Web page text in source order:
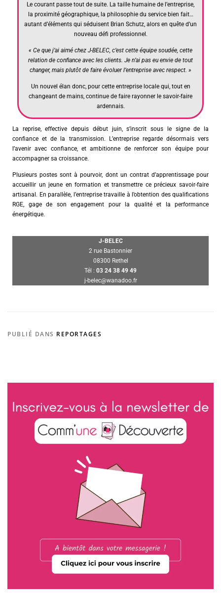
Le courant passe tout de suite. La taille humaine de l’entreprise,
la proximité géographique, la philosophie du service bien fait…
autant d’éléments qui séduisent Brian Schutz, alors en quête d’un
nouveau défi professionnel.
« Ce que j’ai aimé chez J-BELEC, c’est cette équipe soudée, cette
relation de confiance avec les clients. Je n’ai pas eu envie de tout
changer, mais plutôt de faire évoluer l’entreprise avec respect. »
Un nouvel élan donc, pour cette entreprise locale qui, tout en
changeant de mains, continue de faire rayonner le savoir-faire
ardennais.
La reprise, effective depuis début juin, s’inscrit sous le signe de la
confiance et de la transmission. L’entreprise regarde désormais vers
l’avenir avec confiance, et ambitionne de renforcer son équipe pour
accompagner sa croissance.
Plusieurs postes sont à pourvoir, dont un contrat d’apprentissage pour
accueillir un jeune en formation et transmettre ce précieux savoir-faire
artisanal. En parallèle, l’entreprise travaille à l’obtention des qualifications
RGE, gage de son engagement pour la qualité et la performance
énergétique.
J-BELEC
2 rue Bastonnier
08300 Rethel
Tél : 03 24 38 49 49
j-belec@wanadoo.fr
PUBLIÉ DANS REPORTAGES